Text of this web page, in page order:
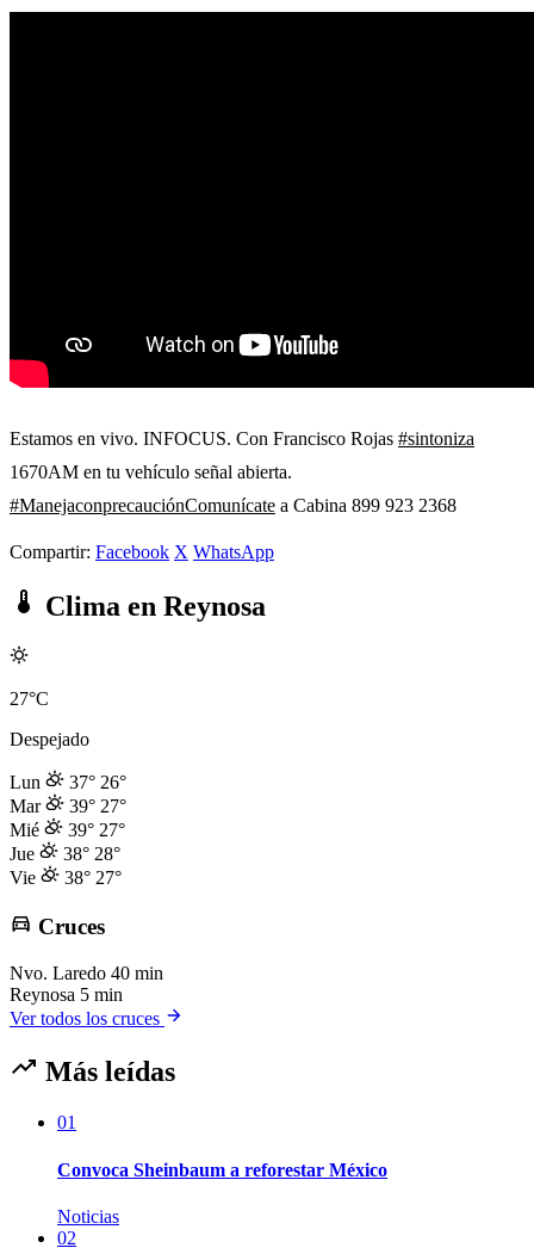
Estamos en vivo. INFOCUS. Con Francisco Rojas #sintoniza
1670AM en tu vehículo señal abierta.
#ManejaconprecauciónComunícate a Cabina 899 923 2368
Compartir: Facebook X WhatsApp
Clima en Reynosa
27°C
Despejado
Lun 37° 26°
Mar
39° 27°
Mié
39° 27°
Jue
38° 28°
Vie
38° 27°
Cruces
Nvo. Laredo 40 min
Reynosa 5 min
Ver todos los cruces
Más leídas
01
Convoca Sheinbaum a reforestar México
Noticias
02